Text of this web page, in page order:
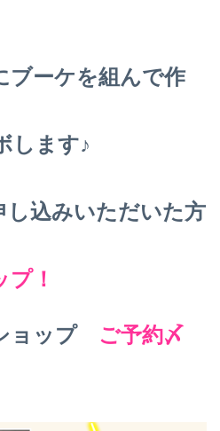
ブーケを組んで作
します♪
し込みいただいた方
！
ョップご予約〆